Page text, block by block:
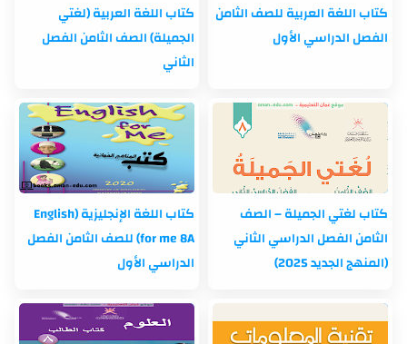
كتاب اللغة العربية للصف الثامن
الفصل الدراسي الأول
كتاب اللغة العربية (لغتي
الجميلة) الصف الثامن الفصل
الثاني
كتاب لغتي الجميلة – الصف
الثامن الفصل الدراسي الثاني
(المنهج الجديد 2025)
كتاب اللغة الإنجليزية (English
for me 8A) للصف الثامن الفصل
الدراسي الأول